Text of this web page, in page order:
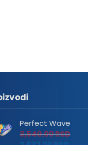
Perfect Wave
3,540.00RSD